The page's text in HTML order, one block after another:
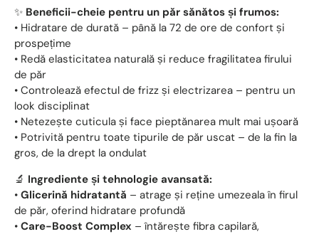
✨ Beneficii-cheie pentru un păr sănătos și frumos:
• Hidratare de durată – până la 72 de ore de confort și
prospețime
• Redă elasticitatea naturală și reduce fragilitatea firului
de păr
• Controlează efectul de frizz și electrizarea – pentru un
look disciplinat
• Netezește cuticula și face pieptănarea mult mai ușoară
• Potrivită pentru toate tipurile de păr uscat – de la fin la
gros, de la drept la ondulat
🔬 Ingrediente și tehnologie avansată:
• Glicerină hidratantă – atrage și reține umezeala în firul
de păr, oferind hidratare profundă
• Care-Boost Complex – întărește fibra capilară,